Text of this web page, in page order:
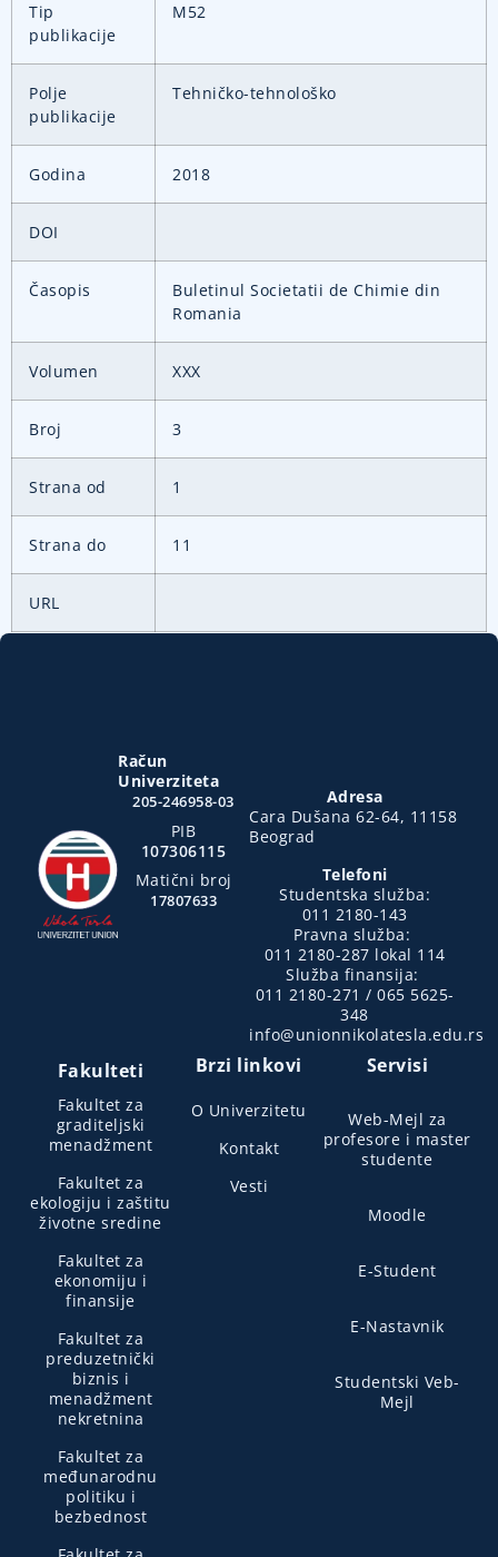
Tip
publikacije
M52
Polje
publikacije
Tehničko-tehnološko
Godina 2018
DOI
Časopis
Buletinul Societatii de Chimie din
Romania
Volumen XXX
Broj 3
Strana od 1
Strana do 11
URL
Račun
Univerziteta
205-246958-03
PIB
107306115
Matični broj
17807633
Adresa
Cara Dušana 62-64, 11158
Beograd
Telefoni
Studentska služba:
011 2180-143
Pravna služba:
011 2180-287 lokal 114
Služba finansija:
011 2180-271 / 065 5625-
348
info@unionnikolatesla.edu.rs
Fakulteti
Fakultet za
graditeljski
menadžment
Fakultet za
ekologiju i zaštitu
životne sredine
Fakultet za
ekonomiju i
finansije
Fakultet za
preduzetnički
biznis i
menadžment
nekretnina
Fakultet za
međunarodnu
politiku i
bezbednost
Brzi linkovi
O Univerzitetu
Kontakt
Vesti
Servisi
Web-Mejl za
profesore i master
studente
Moodle
E-Student
E-Nastavnik
Studentski Veb-
Mejl